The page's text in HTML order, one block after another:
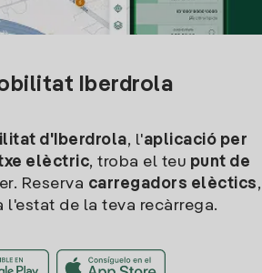
Iberdrola
d'Iberdrola, l'aplicació per
elèctric, troba el teu punt de
Reserva carregadors elèctics,
l'estat de la teva recàrrega.